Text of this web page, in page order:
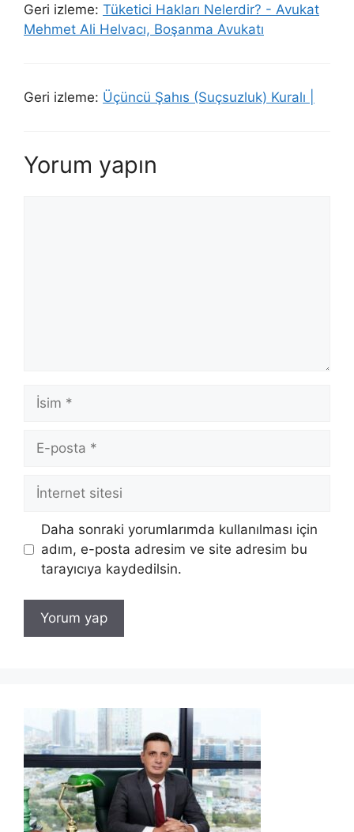
Geri izleme: Tüketici Hakları Nelerdir? - Avukat
Mehmet Ali Helvacı, Boşanma Avukatı
Geri izleme: Üçüncü Şahıs (Suçsuzluk) Kuralı |
Yorum yapın
İsim
posta
İnternet
Daha sonraki yorumlarımda kullanılması için
adım, e-posta adresim ve site adresim bu
tarayıcıya kaydedilsin.